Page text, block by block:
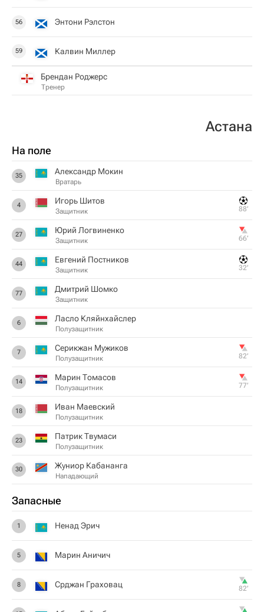
56 Энтони Рэлстон
59 Калвин Миллер
Брендан Роджерс
Тренер
Астана
На поле
35 Александр Мокин
Вратарь
4 Игорь Шитов
Защитник 88‎’‎
27 Юрий Логвиненко
Защитник 66‎’‎
44 Евгений Постников
Защитник 32‎’‎
77 Дмитрий Шомко
Защитник
6 Ласло Кляйнхайслер
Полузащитник
7 Серикжан Мужиков
Полузащитник 82‎’‎
14 Марин Томасов
Полузащитник 77‎’‎
18 Иван Маевский
Полузащитник
23 Патрик Твумаси
Полузащитник
30 Жуниор Кабананга
Нападающий
Запасные
1 Ненад Эрич
5 Марин Аничич
8 Срджан Граховац 82‎’‎